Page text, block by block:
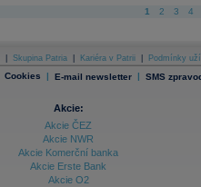
1 2 3 4
Skupina Patria Kariéra v Patrii Podmínky
Cookies | E-mail newsletter | SMS
Akcie:
Akcie ČEZ
Akcie NWR
Akcie Komerční banka
Akcie Erste Bank
Akcie O2